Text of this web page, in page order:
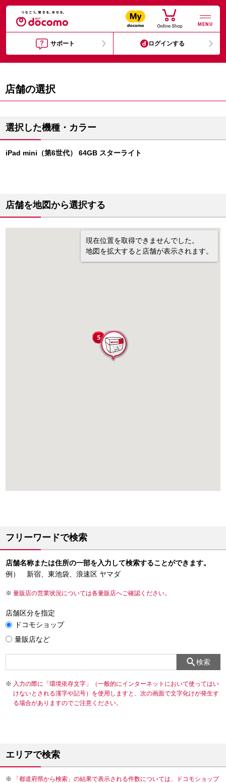
MENU
サポート ログインする
店舗の選択
選択した機種・カラー
iPad mini（第6世代） 64GB スターライト
店舗を地図から選択する
現在位置を取得できませんでした。
地図を拡大すると店舗が表示されます。
フリーワードで検索
店舗名称または住所の一部を入力して検索することができます。
例） 新宿、東池袋、浪速区 ヤマダ
量販店の営業状況については各量販店へご確認ください。
店舗区分を指定
ドコモショップ
量販店など
検索
入力の際に「環境依存文字」（一般的にインターネットにおいて使ってはい
けないとされる漢字や記号）を使用しますと、次の画面で文字化けが発生す
る場合がありますのでご注意ください。
エリアで検索
「都道府県から検索」の結果で表示される件数については、ドコモショップ